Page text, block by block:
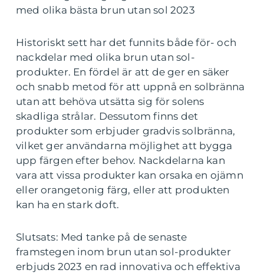
med olika bästa brun utan sol 2023
Historiskt sett har det funnits både för- och
nackdelar med olika brun utan sol-
produkter. En fördel är att de ger en säker
och snabb metod för att uppnå en solbränna
utan att behöva utsätta sig för solens
skadliga strålar. Dessutom finns det
produkter som erbjuder gradvis solbränna,
vilket ger användarna möjlighet att bygga
upp färgen efter behov. Nackdelarna kan
vara att vissa produkter kan orsaka en ojämn
eller orangetonig färg, eller att produkten
kan ha en stark doft.
Slutsats: Med tanke på de senaste
framstegen inom brun utan sol-produkter
erbjuds 2023 en rad innovativa och effektiva